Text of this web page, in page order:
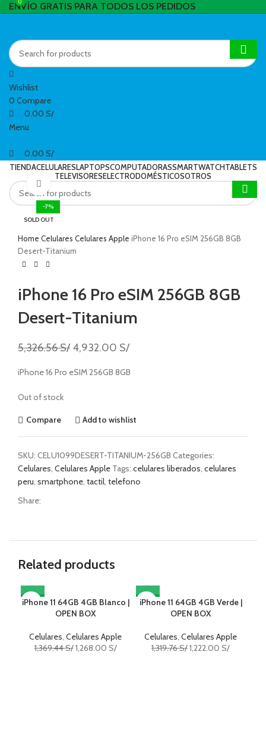
ENVÍO GRATIS PARA TODOS LOS PEDIDOS
Wishlist
0 Compare
0
0.00 S/
Menu
0
0.00 S/
TIENDACELULARESLAPTOPSCOMPUTADORASSMARTWATCHTABLETS
TELEVISORESELECTRODOMÉSTICOSOTROS
-7%
SOLD OUT
Click to enlarge
Home Celulares Celulares Apple iPhone 16 Pro eSIM 256GB 8GB
Desert-Titanium
iPhone 16 Pro eSIM 256GB 8GB
Desert-Titanium
5,326.56S/ 4,932.00 S/
iPhone 16 Pro eSIM 256GB 8GB
Out of stock
Compare Add to wishlist
SKU: CELU1099DESERT-TITANIUM-256GB Categories:
Celulares Celulares Apple Tags: celulares liberados celulares
peru smartphone tactil telefono
Share:
Related products
-7%
iPhone 11 64GB 4GB Blanco |
OPEN BOX
Celulares Celulares Apple
1,369.44S/1,268.00 S/
-7%
iPhone 11 64GB 4GB Verde |
OPEN BOX
Celulares Celulares Apple
1,319.76S/1,222.00 S/